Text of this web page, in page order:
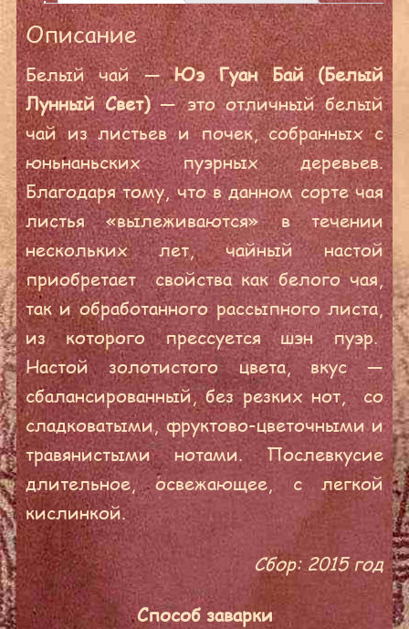
Описание
Белый чай —Юэ Гуан Бай (Белый
Лунный Свет)— это отличный белый
чай из листьев и почек, собранных с
юньнаньских пуэрных деревьев.
Благодаря тому, что в данном сорте чая
листья «вылеживаются» в течении
нескольких лет, чайный настой
приобретает свойства как белого чая,
так и обработанного рассыпного листа,
из которого прессуется шэн пуэр.
Настой золотистого цвета, вкус —
сбалансированный, без резких нот, со
сладковатыми, фруктово-цветочными и
травянистыми нотами. Послевкусие
длительное, освежающее, с легкой
кислинкой.
Сбор: 2015 год
Способ заварки